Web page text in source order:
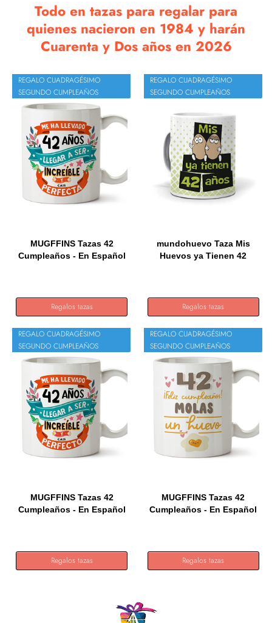
Todo en tazas para regalar para
quienes nacieron en 1984 y harán
Cuarenta y Dos años en 2026
REGALO CUADRAGÉSIMO
SEGUNDO CUMPLEAÑOS
MUGFFINS Tazas 42
Cumpleaños - En Español
Regalos tazas
REGALO CUADRAGÉSIMO
SEGUNDO CUMPLEAÑOS
mundohuevo Taza Mis
Huevos ya Tienen 42
Regalos tazas
REGALO CUADRAGÉSIMO
SEGUNDO CUMPLEAÑOS
MUGFFINS Tazas 42
Cumpleaños - En Español
Regalos tazas
REGALO CUADRAGÉSIMO
SEGUNDO CUMPLEAÑOS
MUGFFINS Tazas 42
Cumpleaños - En Español
Regalos tazas